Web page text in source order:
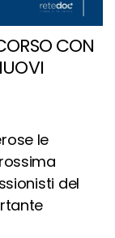
CON
le
del